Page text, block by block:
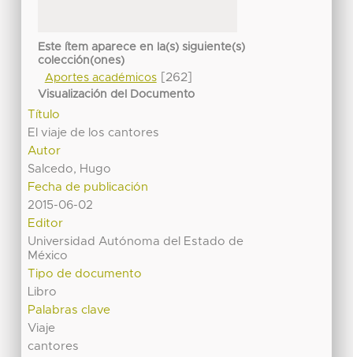
Este ítem aparece en la(s) siguiente(s)
colección(ones)
Aportes académicos[262]
Visualización del Documento
Título
El viaje de los cantores
Autor
Salcedo, Hugo
Fecha de publicación
2015-06-02
Editor
Universidad Autónoma del Estado de
México
Tipo de documento
Libro
Palabras clave
Viaje
cantores